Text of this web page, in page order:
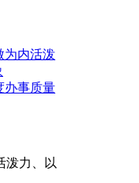
为内活泼
办事质量
泼力、以